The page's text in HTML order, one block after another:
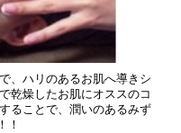
、ハリのあるお肌へ導きシ
乾燥したお肌にオススのコ
ることで、潤いのあるみず
！